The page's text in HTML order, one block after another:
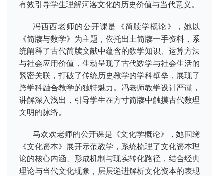
有效引导学生理解河洛文化的历史价值与当代意义。
冯西西老师的公开课是《简牍学概论》，她以
《简牍与数学》为主题，依托出土简牍一手资料，系
统阐释了古代简牍文献中蕴含的数学知识、运算方法
与社会应用价值，生动呈现了古代数学与社会生活的
紧密关联，打破了传统历史教学的学科壁垒，展现了
跨学科融合教学的独特魅力。冯老师教学设计严谨，
讲解深入浅出，引导学生在方寸简牍中触摸古代数理
文明的脉络。
马欢欢老师的公开课是《文化学概论》，她围绕
《文化资本》展开示范教学，系统梳理了文化资本理
论的核心内涵、形成机制与现实转化路径，结合经典
理论与当代文化现象，层层递进解析文化资本的表现